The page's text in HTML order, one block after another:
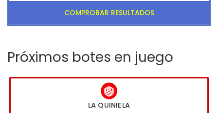
COMPROBAR RESULTADOS
Próximos botes en juego
LA QUINIELA